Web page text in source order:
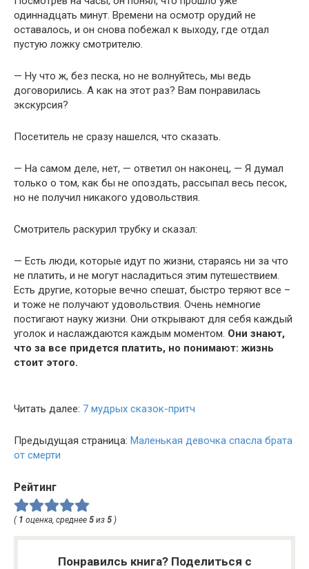
одиннадцать минут. Времени на осмотр орудий не
оставалось, и он снова побежал к выходу, где отдал
пустую ложку смотрителю.
— Ну что ж, без песка, но не волнуйтесь, мы ведь
договорились. А как на этот раз? Вам понравилась
экскурсия?
Посетитель не сразу нашелся, что сказать.
— На самом деле, нет, — ответил он наконец, — Я думал
только о том, как бы не опоздать, рассыпал весь песок,
но не получил никакого удовольствия.
Смотритель раскурил трубку и сказал:
— Есть люди, которые идут по жизни, стараясь ни за что
не платить, и не могут насладиться этим путешествием.
Есть другие, которые вечно спешат, быстро теряют все –
и тоже не получают удовольствия. Очень немногие
постигают науку жизни. Они открывают для себя каждый
уголок и наслаждаются каждым моментом. Они знают,
что за все придется платить, но понимают: жизнь
стоит этого.
Читать далее: 7 мудрых сказок-притч
Предыдущая страница: Маленькая девочка спасла брата
от смерти
Рейтинг
( 1 оценка, среднее 5 из 5 )
Понравилсь книга? Поделиться с